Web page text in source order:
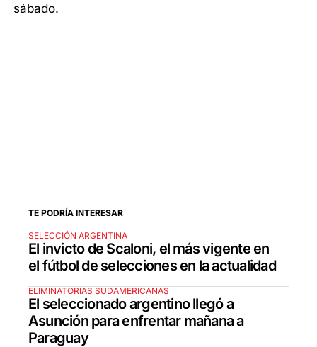
sábado.
TE PODRÍA INTERESAR
SELECCIÓN ARGENTINA
El invicto de Scaloni, el más vigente en
el fútbol de selecciones en la actualidad
ELIMINATORIAS SUDAMERICANAS
El seleccionado argentino llegó a
Asunción para enfrentar mañana a
Paraguay